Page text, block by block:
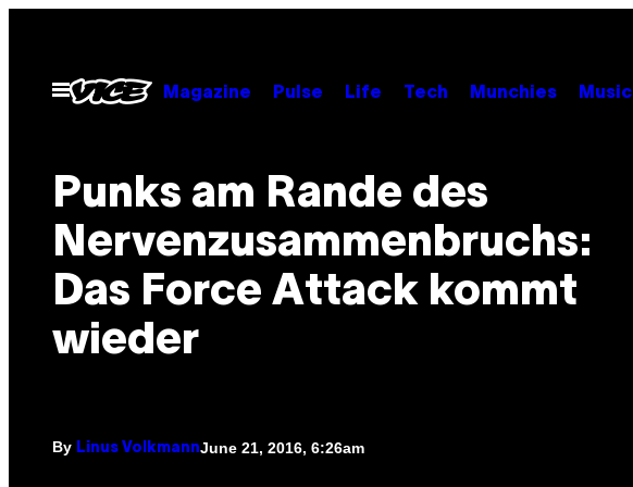
contentOpen
Menu
Magazine Pulse Life Tech Munchies Music
Punks am Rande des
Nervenzusammenbruchs:
Das Force Attack kommt
wieder
By Linus VolkmannJune 21, 2016, 6:26am